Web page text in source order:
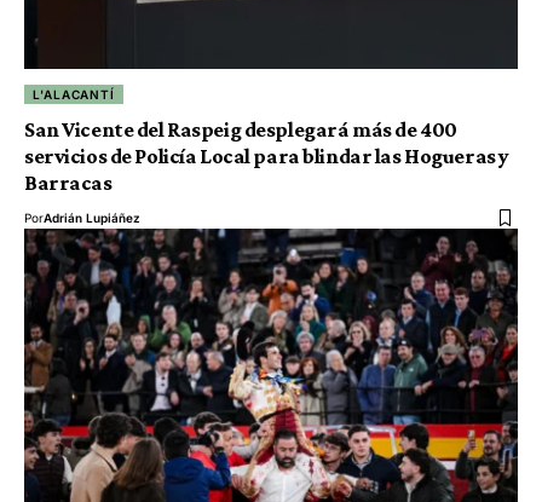
L'ALACANTÍ
San Vicente del Raspeig desplegará más de 400
servicios de Policía Local para blindar las Hogueras y
Barracas
PorAdrián Lupiáñez